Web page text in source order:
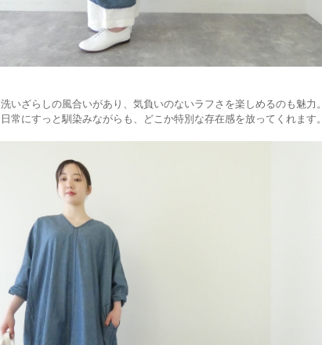
洗いざらしの風合いがあり、気負いのないラフさを楽しめるのも魅力。
日常にすっと馴染みながらも、どこか特別な存在感を放ってくれます。